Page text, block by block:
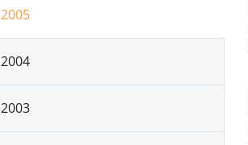
2005
2004
2003